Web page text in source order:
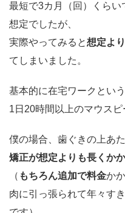
最短で3カ月（回）くら
想定でしたが、
実際やってみると想定よ
てしまいました。
基本的に在宅ワークとい
1日20時間以上のマウスピ
僕の場合、歯ぐきの上あ
矯正が想定よりも長くか
（ もちろん追加で料金か
肉に引っ張られて年々す